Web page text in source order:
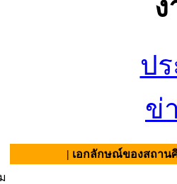
ป
ข่
| เอกลักษณ์ของสถานศึกษา :